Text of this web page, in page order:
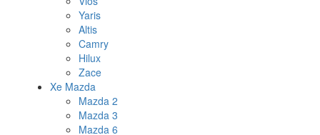
Yaris
Altis
Camry
Hilux
Zace
Xe Mazda
Mazda 2
Mazda 3
Mazda 6